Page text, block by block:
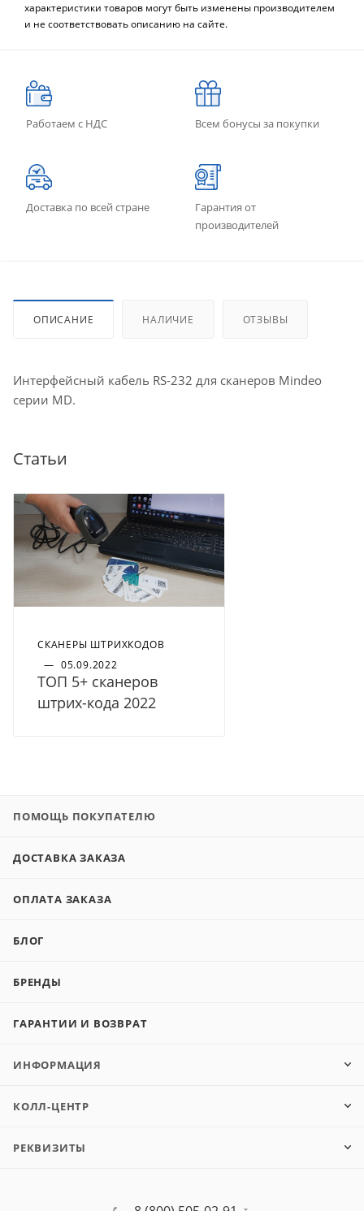
характеристики товаров могут быть изменены производителем
и не соответствовать описанию на сайте.
Работаем с НДС Всем бонусы за покупки
Доставка по всей стране
Гарантия от
производителей
ОПИСАНИЕ НАЛИЧИЕ ОТЗЫВЫ
Интерфейсный кабель RS-232 для сканеров Mindeo
серии MD.
Статьи
СКАНЕРЫ ШТРИХКОДОВ
— 05.09.2022
ТОП 5+ сканеров
штрих-кода 2022
ПОМОЩЬ ПОКУПАТЕЛЮ
ДОСТАВКА ЗАКАЗА
ОПЛАТА ЗАКАЗА
БЛОГ
БРЕНДЫ
ГАРАНТИИ И ВОЗВРАТ
ИНФОРМАЦИЯ
КОЛЛ-ЦЕНТР
РЕКВИЗИТЫ